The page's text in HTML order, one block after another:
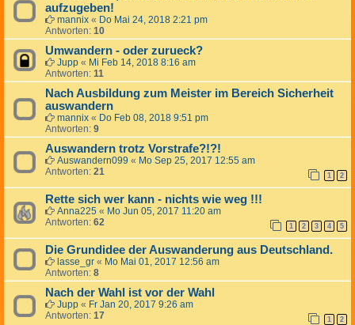
aufzugeben!
mannix « Do Mai 24, 2018 2:21 pm
Antworten: 10
Umwandern - oder zurueck?
Jupp « Mi Feb 14, 2018 8:16 am
Antworten: 11
Nach Ausbildung zum Meister im Bereich Sicherheit
auswandern
mannix « Do Feb 08, 2018 9:51 pm
Antworten: 9
Auswandern trotz Vorstrafe?!?!
Auswandern099 « Mo Sep 25, 2017 12:55 am
Antworten: 21 1 2
Rette sich wer kann - nichts wie weg !!!
Anna225 « Mo Jun 05, 2017 11:20 am
Antworten: 62 1 2 3 4 5
Die Grundidee der Auswanderung aus Deutschland.
lasse_gr « Mo Mai 01, 2017 12:56 am
Antworten: 8
Nach der Wahl ist vor der Wahl
Jupp « Fr Jan 20, 2017 9:26 am
Antworten: 17 1 2